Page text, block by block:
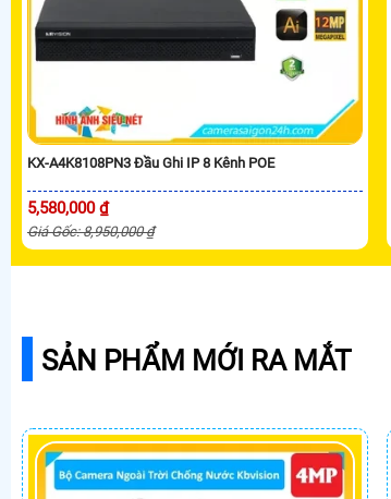
KX-A4K8108PN3 Đầu Ghi IP 8 Kênh POE
5,580,000 ₫
Giá Gốc: 8,950,000 ₫
SẢN PHẨM MỚI RA MẮT